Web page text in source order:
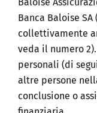
Banca Baloise
collettivamente
veda il numero
personali (di
altre persone
conclusione o